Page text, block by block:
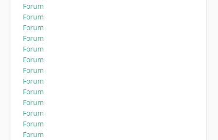
Forum
Forum
Forum
Forum
Forum
Forum
Forum
Forum
Forum
Forum
Forum
Forum
Forum